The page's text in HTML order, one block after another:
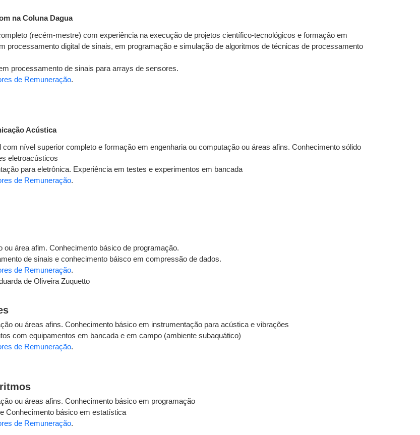
na Coluna Dagua
(recém-mestre) com experiência na execução de projetos científico-tecnológicos e formação em
processamento digital de sinais, em programação e simulação de algoritmos de técnicas de processamento
processamento de sinais para arrays de sensores.
de Remuneração.
Acústica
nível superior completo e formação em engenharia ou computação ou áreas afins. Conhecimento sólido
eletroacústicos
para eletrônica. Experiência em testes e experimentos em bancada
de Remuneração.
ou área afim. Conhecimento básico de programação.
de sinais e conhecimento báisco em compressão de dados.
de Remuneração.
de Oliveira Zuquetto
ou áreas afins. Conhecimento básico em instrumentação para acústica e vibrações
com equipamentos em bancada e em campo (ambiente subaquático)
de Remuneração.
ou áreas afins. Conhecimento básico em programação
Conhecimento básico em estatística
de Remuneração.